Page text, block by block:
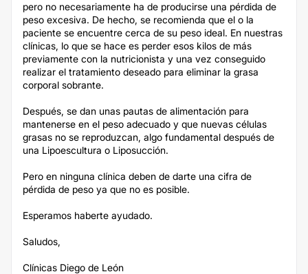
pero no necesariamente ha de producirse una pérdida de
peso excesiva. De hecho, se recomienda que el o la
paciente se encuentre cerca de su peso ideal. En nuestras
clínicas, lo que se hace es perder esos kilos de más
previamente con la nutricionista y una vez conseguido
realizar el tratamiento deseado para eliminar la grasa
corporal sobrante.
Después, se dan unas pautas de alimentación para
mantenerse en el peso adecuado y que nuevas células
grasas no se reproduzcan, algo fundamental después de
una Lipoescultura o Liposucción.
Pero en ninguna clínica deben de darte una cifra de
pérdida de peso ya que no es posible.
Esperamos haberte ayudado.
Saludos,
Clínicas Diego de León